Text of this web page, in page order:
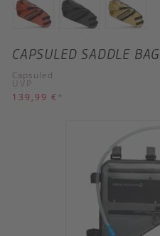
CAPSULED SADDLE BAG
Capsuled
UVP
139,99 € *